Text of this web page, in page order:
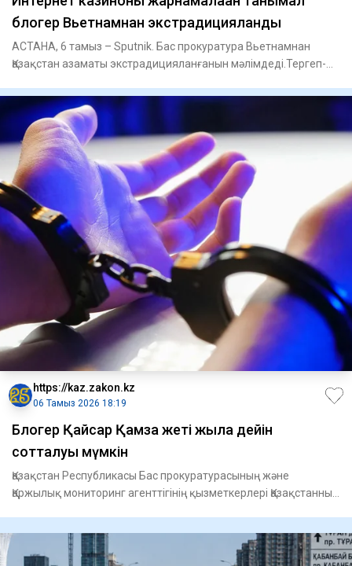
блогер Вьетнамнан экстрадицияланды
АСТАНА, 6 тамыз – Sputnik. Бас прокуратура Вьетнамнан
Қазақстан азаматы экстрадицияланғанын мәлімдеді.Тергеп-
https://kaz.zakon.kz
06 Тамыз 2026 18:19
Блогер Қайсар Қамза жеті жылға дейін
сотталуы мүмкін
Қазақстан Республикасы Бас прокуратурасының және
Қаржылық мониторинг агенттігінің қызметкерлері Қазақстанның